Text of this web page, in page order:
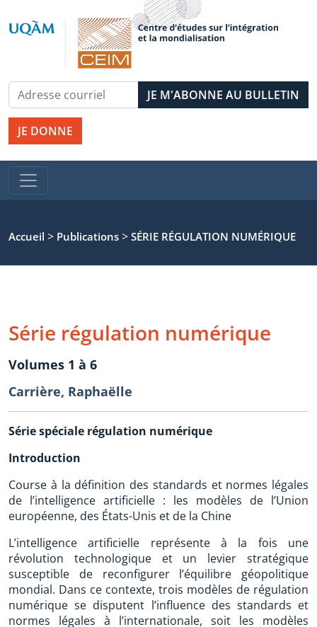
JE DONNE
Accueil > Publications > SÉRIE RÉGULATION NUMÉRIQUE
Série régulation numérique
Volumes 1 à 6
Carrière, Raphaëlle
Série spéciale régulation numérique
Introduction
Course à la définition des standards et normes légales
de l’intelligence artificielle : les modèles de l’Union
européenne, des États-Unis et de la Chine
L’intelligence artificielle représente à la fois une
révolution technologique et un levier stratégique
susceptible de reconfigurer l’équilibre géopolitique
mondial. Dans ce contexte, trois modèles de régulation
numérique se disputent l’influence des standards et
normes légales à l’internationale, soit les modèles